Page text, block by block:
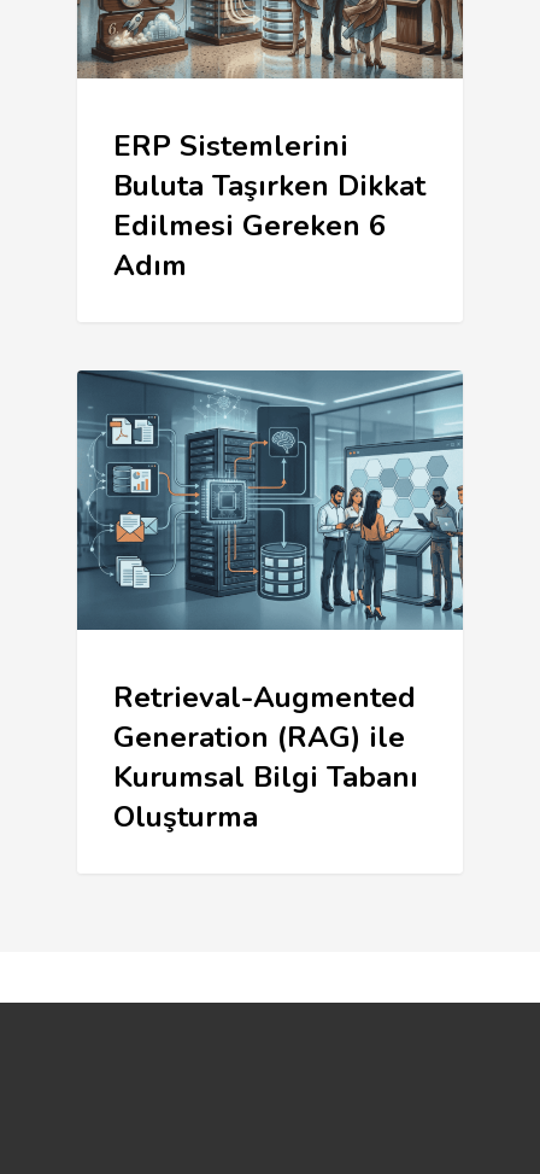
ERP Sistemlerini
Buluta Taşırken Dikkat
Edilmesi Gereken 6
Adım
Retrieval-Augmented
Generation (RAG) ile
Kurumsal Bilgi Tabanı
Oluşturma